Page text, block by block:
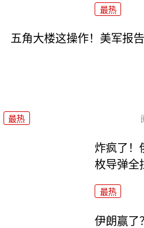
最热
五角大楼这操作！美军报
最热
炸疯了！
枚导弹全
最热
伊朗赢了